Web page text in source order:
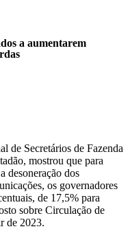
a aumentarem
de Secretários de Fazenda
mostrou que para
desoneração dos
os governadores
de 17,5% para
sobre Circulação de
de 2023.